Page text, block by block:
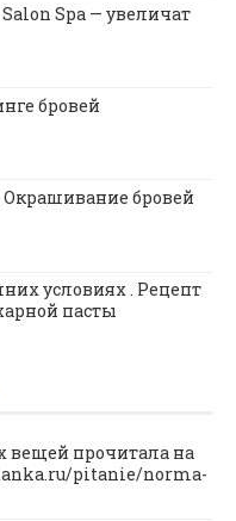
Spa — увеличат
бровей
Окрашивание бровей
условиях . Рецепт
пасты
вещей прочитала на
pitanie/norma-